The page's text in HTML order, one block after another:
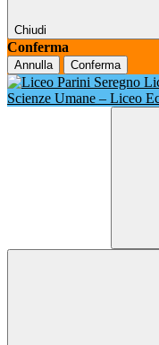
Chiudi
Conferma
Annulla Conferma
Scienze Umane – Liceo